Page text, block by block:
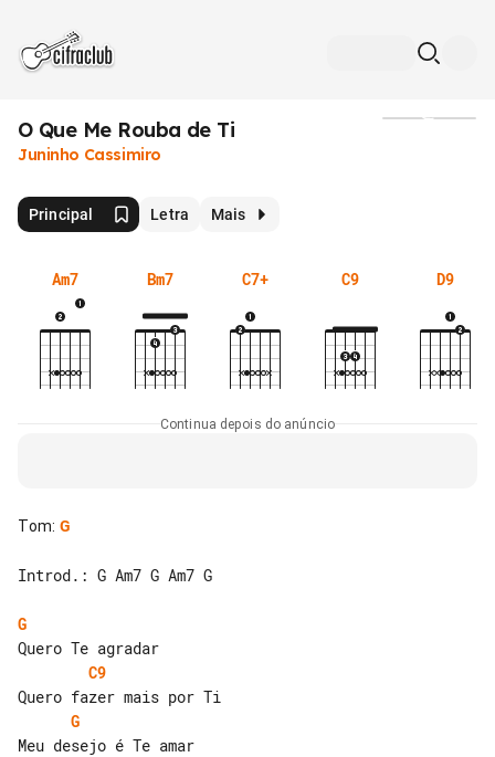
O Que Me Rouba de Ti
Juninho Cassimiro
Principal Letra Mais
Am7 Bm7 C7+ C9 D9
Continua depois do anúncio
Tom: G
Introd.: G Am7 G Am7 G
G
C9
G